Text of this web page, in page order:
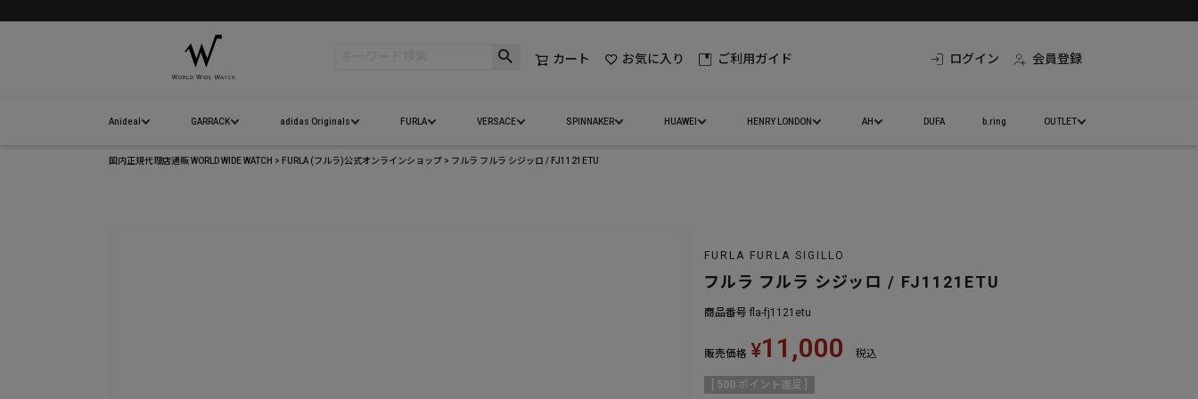
カート お気に入り ご利用ガイド ログイン 会員登録
Anideal GARRACK adidas Originals FURLA VERSACE SPINNAKER HUAWEI HENRY LONDON AH DUFA b.ring OUTLET
国内正規代理店通販 WORLD WIDE WATCH FURLA (フルラ)公式オンラインショップ フルラ フルラ シジッロ / FJ1121ETU
FURLA FURLA SIGILLO
フルラ フルラ シジッロ / FJ1121ETU
商品番号 fla-fj1121etu
販売価格 ¥11,000 税込
500 ポイント進呈 ]